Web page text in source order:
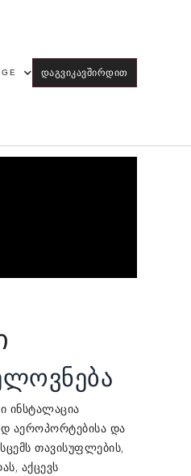
GE ᲓᲐᲒᲕᲘᲙᲐᲕᲨᲘᲠᲓᲘᲗ
ინსტალაცია
აეროპორტებისა და
თავისუფლების,
აქცევს